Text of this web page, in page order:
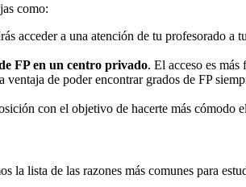
como:
acceder a una atención de tu profesorado a
FP en un centro privado. El acceso es
ventaja de poder encontrar grados de FP
con el objetivo de hacerte más cómodo
la lista de las razones más comunes para